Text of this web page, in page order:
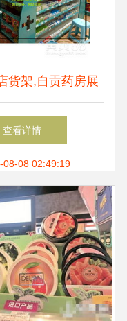
货架,自贡药房展
中药柜定制】-
查看详情
08-08 02:49:19